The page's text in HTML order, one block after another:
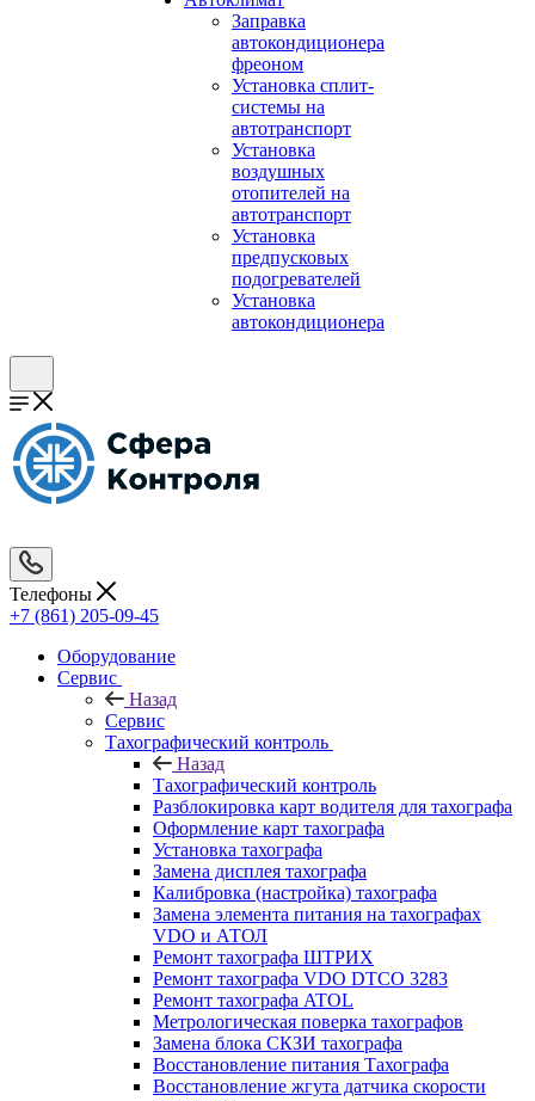
Заправка
автокондиционера
фреоном
Установка сплит-
системы на
автотранспорт
Установка
воздушных
отопителей на
автотранспорт
Установка
предпусковых
подогревателей
Установка
автокондиционера
Телефоны
+7 (861) 205-09-45
Оборудование
Сервис
Назад
Сервис
Тахографический контроль
Назад
Тахографический контроль
Разблокировка карт водителя для тахографа
Оформление карт тахографа
Установка тахографа
Замена дисплея тахографа
Калибровка (настройка) тахографа
Замена элемента питания на тахографах
VDO и АТОЛ
Ремонт тахографа ШТРИХ
Ремонт тахографа VDO DTCO 3283
Ремонт тахографа ATOL
Метрологическая поверка тахографов
Замена блока СКЗИ тахографа
Восстановление питания Тахографа
Восстановление жгута датчика скорости